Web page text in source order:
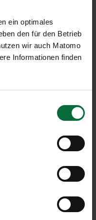
ein optimales
den für den Betrieb
wir auch Matomo
Informationen finden